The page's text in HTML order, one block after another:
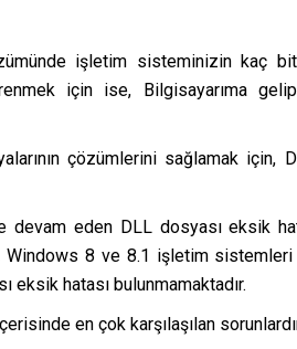
işletim sisteminizin kaç
için ise, Bilgisayarıma
çözümlerini sağlamak için,
eden DLL dosyası eksik
8 ve 8.1 işletim
hatası bulunmamaktadır.
en çok karşılaşılan